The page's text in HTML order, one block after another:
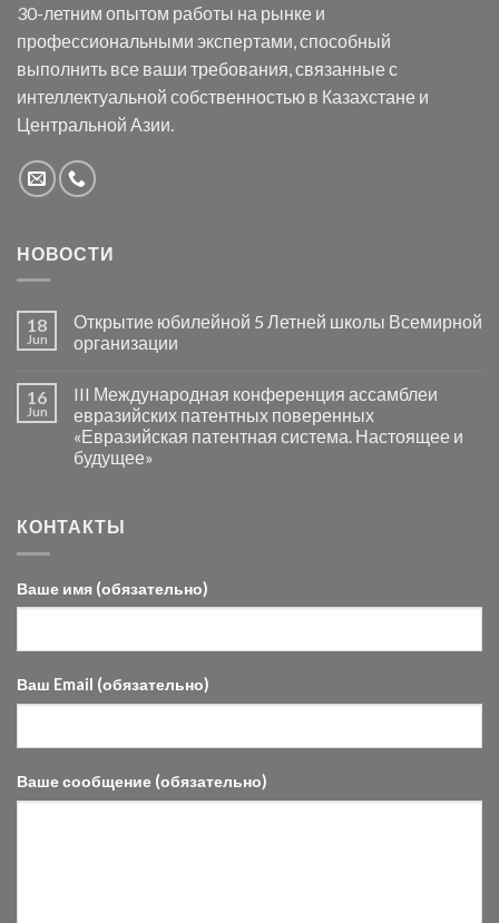
30-летним опытом работы на рынке и
профессиональными экспертами, способный
выполнить все ваши требования, связанные с
интеллектуальной собственностью в Казахстане и
Центральной Азии.
НОВОСТИ
18
Jun
Открытие юбилейной 5 Летней школы Всемирной
организации
16
Jun
III Международная конференция ассамблеи
евразийских патентных поверенных
«Евразийская патентная система. Настоящее и
будущее»
КОНТАКТЫ
Ваше имя (обязательно)
Ваш Email (обязательно)
Ваше сообщение (обязательно)